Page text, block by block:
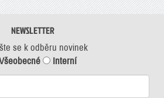
NEWSLETTER
se k odběru novinek
Interní